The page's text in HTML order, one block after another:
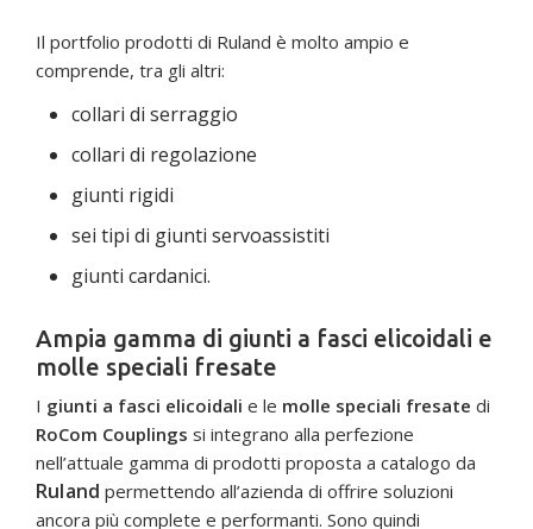
Il portfolio prodotti di Ruland è molto ampio e
comprende, tra gli altri:
collari di serraggio
collari di regolazione
giunti rigidi
sei tipi di giunti servoassistiti
giunti cardanici.
Ampia gamma di giunti a fasci elicoidali e
molle speciali fresate
I giunti a fasci elicoidali e le molle speciali fresate di
RoCom Couplings si integrano alla perfezione
nell’attuale gamma di prodotti proposta a catalogo da
Ruland permettendo all’azienda di offrire soluzioni
ancora più complete e performanti. Sono quindi